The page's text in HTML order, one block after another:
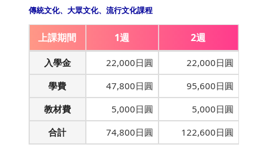
傳統文化、大眾文化、流行文化課程
上課期間 1週 2週
入學金 22,000日圓
22,000日圓
學費
47,800日圓
95,600日圓
教材費
5,000日圓
5,000日圓
合計
74,800日圓 122,600日圓